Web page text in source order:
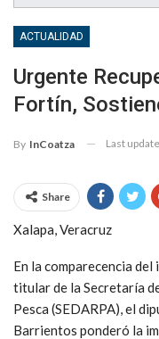
ACTUALIDAD
Urgente
Fortín,
By InCoatza Last
Share
Xalapa, Veracruz
En la comparecencia
titular de la Secretaría
Pesca (SEDARPA), el
Barrientos ponderó la